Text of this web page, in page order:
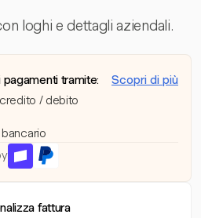
loghi e dettagli aziendali.
pagamenti tramite:
Scopri di più
/ debito
fattura